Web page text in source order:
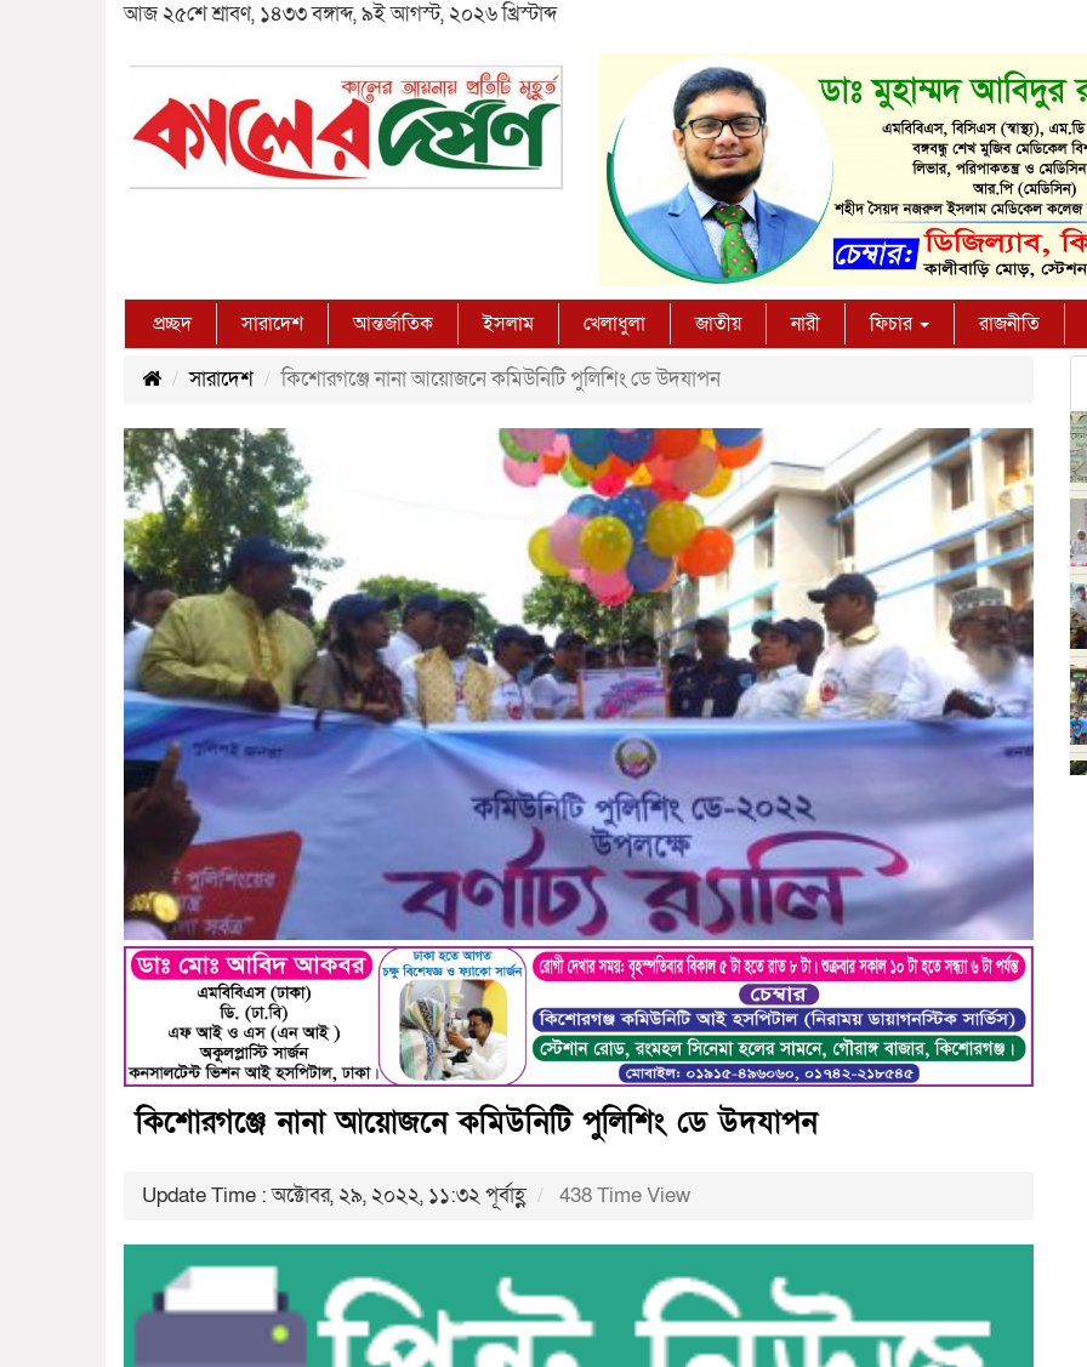
আজ ২৫শে শ্রাবণ, ১৪৩৩ বঙ্গাব্দ, ৯ই আগস্ট, ২০২৬ খ্রিস্টাব্দ
প্রচ্ছদ সারাদেশ আন্তর্জাতিক ইসলাম খেলাধুলা জাতীয় নারী ফিচার রাজনীতি
সারাদেশ কিশোরগঞ্জে নানা আয়োজনে কমিউনিটি পুলিশিং ডে উদযাপন
কিশোরগঞ্জে নানা আয়োজনে কমিউনিটি পুলিশিং ডে উদযাপন
Update Time : অক্টোবর, ২৯, ২০২২, ১১:৩২ পূর্বাহ্ণ 438 Time View